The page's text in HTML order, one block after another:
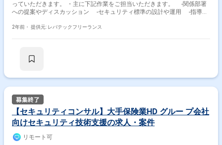
っていただきます。 ・主に下記作業をご担当いただきます。 -関係部署
への提案やディスカッション -セキュリティ標準の設計や運用 -指導に
2年前・ 提供元: レバテックフリーランス
【セキュリティコンサル】大手保険業HD グルー プ会社
向けセキュリティ技術支援の求人・案件
リモート可